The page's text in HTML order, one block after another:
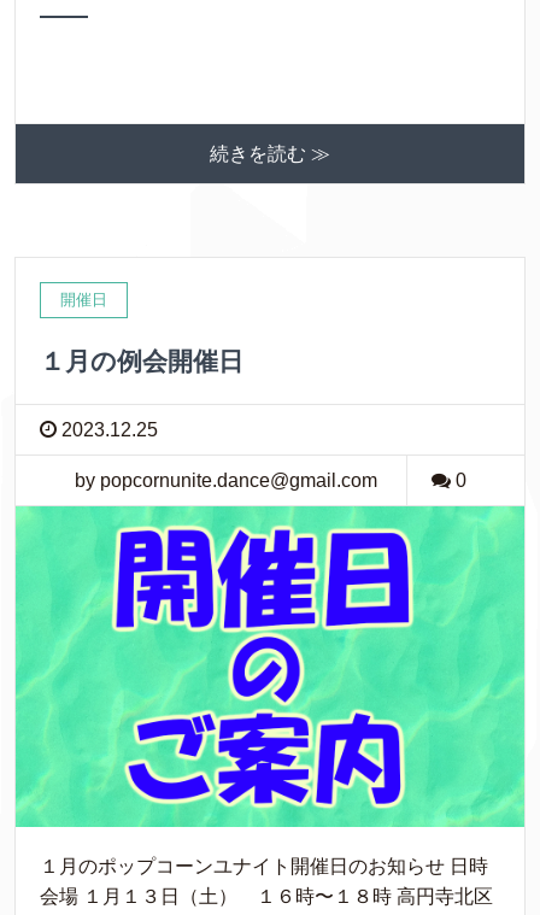
続きを読む ≫
開催日
１月の例会開催日
2023.12.25
by popcornunite.dance@gmail.com 0
１月のポップコーンユナイト開催日のお知らせ 日時
会場 １月１３日（土） １６時〜１８時 高円寺北区